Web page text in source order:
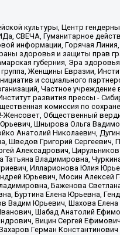
культуры, Центр
СВЕЧА, Гуманитарное
информации, Горячая
здоровья и защиты прав
губерния, Эра
Женщины Евразии,
и социального
Частное учреждение
развития прессы -
комиссия по
Общественный
Шнырова Ольга
Анатолий Николаевич,
Григорий
Алексадрович,
Владимировна,
Илларионова Юлия
Юрьевич, Мосин Алексей
Баженова
Буртина Елена Юрьевна,
Юрьевич, Шахова
Шабад Анатолий
Вицин Сергей
Герман Константинович